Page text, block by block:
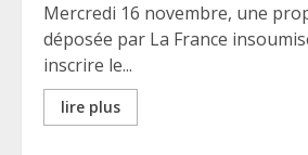
Mercredi 16 novembre, une
déposée par La France
inscrire le...
lire plus